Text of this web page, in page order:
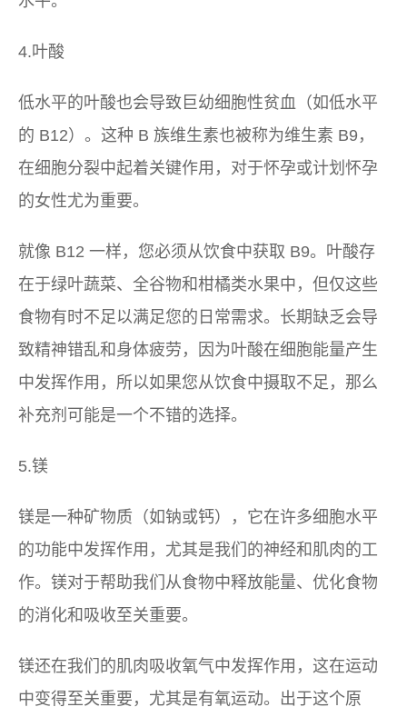
4.叶酸
低水平的叶酸也会导致巨幼细胞性贫血（如低水平
的 B12）。这种 B 族维生素也被称为维生素 B9，
在细胞分裂中起着关键作用，对于怀孕或计划怀孕
的女性尤为重要。
就像 B12 一样，您必须从饮食中获取 B9。叶酸存
在于绿叶蔬菜、全谷物和柑橘类水果中，但仅这些
食物有时不足以满足您的日常需求。长期缺乏会导
致精神错乱和身体疲劳，因为叶酸在细胞能量产生
中发挥作用，所以如果您从饮食中摄取不足，那么
补充剂可能是一个不错的选择。
5.镁
镁是一种矿物质（如钠或钙），它在许多细胞水平
的功能中发挥作用，尤其是我们的神经和肌肉的工
作。镁对于帮助我们从食物中释放能量、优化食物
的消化和吸收至关重要。
镁还在我们的肌肉吸收氧气中发挥作用，这在运动
中变得至关重要，尤其是有氧运动。出于这个原